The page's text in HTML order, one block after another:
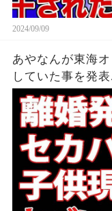
2024/09/09
あやなんが東海
していた事を発
隠せない...『し
した現在がヤバ